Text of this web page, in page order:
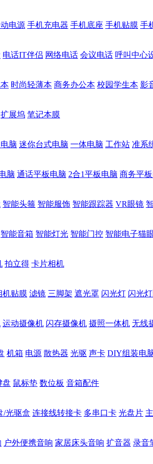
电源 手机充电器 手机底座 手机贴膜 手
电话IT伴侣 网络电话 会议电话 呼叫中心
时尚轻薄本 商务办公本 校园学生本 影
扩展坞 笔记本膜
脑 迷你台式电脑 一体电脑 工作站 准系
脑 通话平板电脑 2合1平板电脑 商务平
智能头箍 智能服饰 智能跟踪器 VR眼镜
智能音箱 智能灯光 智能门控 智能电子猫
拍立得 卡片相机
机贴膜 滤镜 三脚架 遮光罩 闪光灯 闪光
运动摄像机 闪存摄像机 摄照一体机 无线
机箱 电源 散热器 光驱 声卡 DIY组装电
盘 鼠标垫 数位板 音箱配件
/光驱盒 连接线转接卡 多串口卡 光盘片
户外便携音响 家居床头音响 扩音器 录音